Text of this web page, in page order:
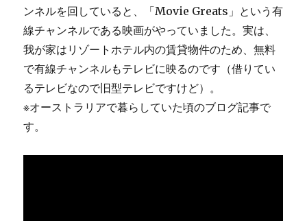
ンネルを回していると、「Movie Greats」という有
線チャンネルである映画がやっていました。実は、
我が家はリゾートホテル内の賃貸物件のため、無料
で有線チャンネルもテレビに映るのです（借りてい
るテレビなので旧型テレビですけど）。
※オーストラリアで暮らしていた頃のブログ記事で
す。